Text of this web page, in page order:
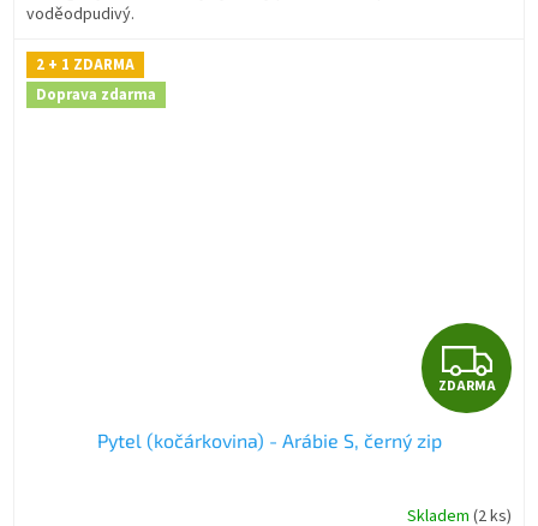
voděodpudivý.
2 + 1 ZDARMA
Doprava zdarma
Z
D
R
ZDARMA
Pytel (kočárkovina) - Arábie S, černý zip
Skladem (2 ks)